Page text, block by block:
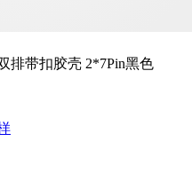
排带扣胶壳 2*7Pin黑色